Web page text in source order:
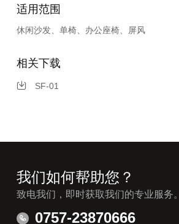
适用范围
休闲沙发、单椅、办公座椅、屏风
相关下载
SF-01
我们如何帮助您？
致电我们，即时获取我们的专业服务。
0757-23870666